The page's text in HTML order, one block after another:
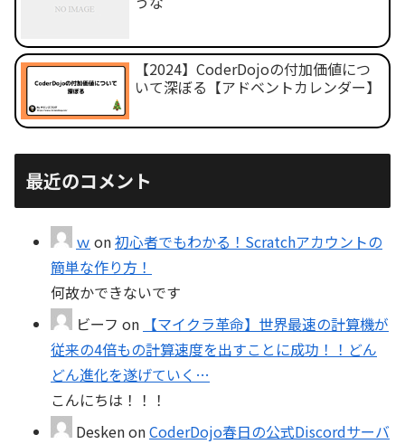
【2024】CoderDojoの付加価値につ
いて深ぼる【アドベントカレンダー】
最近のコメント
ｗ on初心者でもわかる！Scratchアカウントの
簡単な作り方！
何故かできないです
ビーフ on 【マイクラ革命】世界最速の計算機が
従来の4倍もの計算速度を出すことに成功！！どん
どん進化を遂げていく…
こんにちは！！！
DeskenonCoderDojo春日の公式Discordサーバ